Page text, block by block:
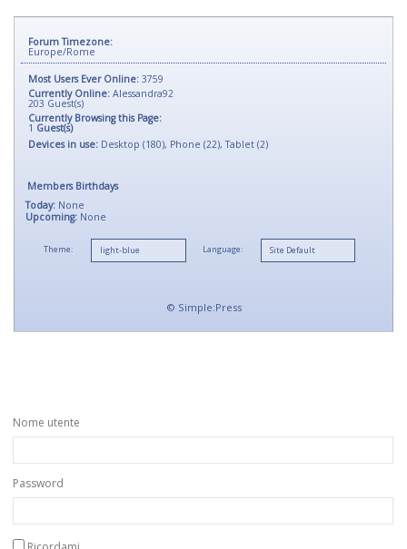
Forum Timezone:
Europe/Rome
Most Users Ever Online: 3759
Currently Online: Alessandra92
203 Guest(s)
Currently Browsing this Page:
1 Guest(s)
Devices in use: Desktop (180), Phone (22), Tablet (2)
Members Birthdays
Today: None
Upcoming: None
Theme: Language:
© Simple:Press
Nome utente
Password